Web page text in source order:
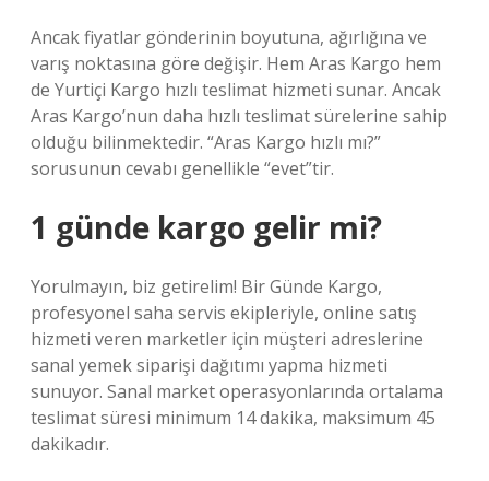
Ancak fiyatlar gönderinin boyutuna, ağırlığına ve
varış noktasına göre değişir. Hem Aras Kargo hem
de Yurtiçi Kargo hızlı teslimat hizmeti sunar. Ancak
Aras Kargo’nun daha hızlı teslimat sürelerine sahip
olduğu bilinmektedir. “Aras Kargo hızlı mı?”
sorusunun cevabı genellikle “evet”tir.
1 günde kargo gelir mi?
Yorulmayın, biz getirelim! Bir Günde Kargo,
profesyonel saha servis ekipleriyle, online satış
hizmeti veren marketler için müşteri adreslerine
sanal yemek siparişi dağıtımı yapma hizmeti
sunuyor. Sanal market operasyonlarında ortalama
teslimat süresi minimum 14 dakika, maksimum 45
dakikadır.